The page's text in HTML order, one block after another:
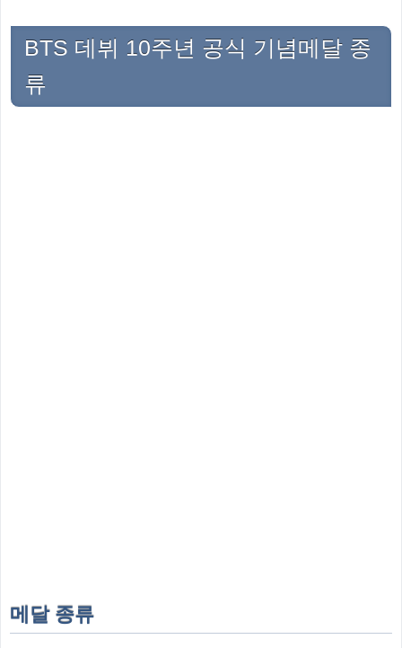
BTS 데뷔 10주년 공식 기념메달 종
류
메달 종류